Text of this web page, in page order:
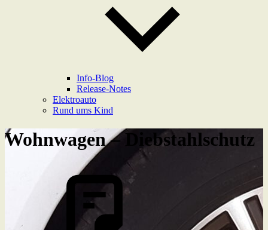
Info-Blog
Release-Notes
Elektroauto
Rund ums Kind
Wohnwagen – Diebstahlschutz